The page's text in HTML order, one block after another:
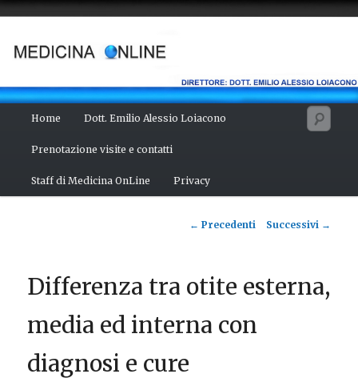
contenuto
principale
Home Dott. Emilio Alessio Loiacono
Prenotazione visite e contatti
Staff di Medicina OnLine Privacy
Navigazione
← Precedenti Successivi →
Differenza tra otite esterna,
media ed interna con
diagnosi e cure